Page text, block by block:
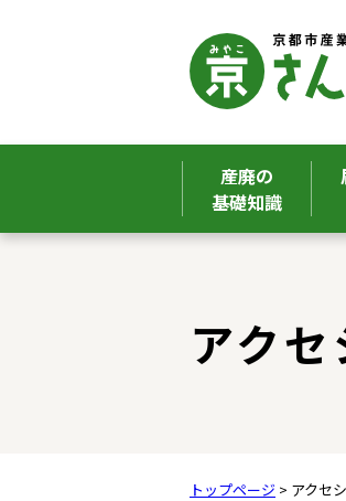
産廃の
基礎知識
アク
トップページ > アクセ